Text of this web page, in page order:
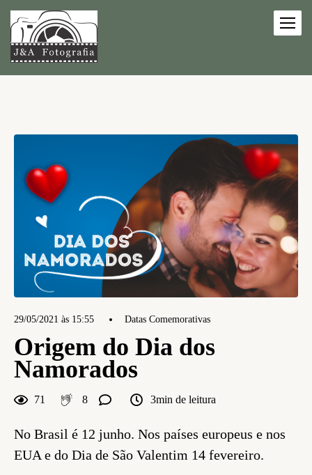
29/05/2021 às 15:55 Datas Comemorativas
Origem do Dia dos
Namorados
71 8 3min de leitura
No Brasil é 12 junho. Nos países europeus e nos
EUA e do Dia de São Valentim 14 fevereiro.